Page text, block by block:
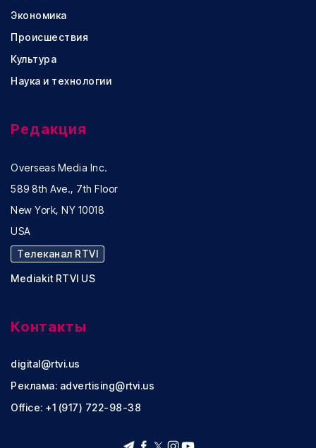
Экономика
Происшествия
Культура
Наука и технологии
Редакция
Overseas Media Inc.
589 8th Ave., 7th Floor
New York, NY 10018
USA
Телеканал RTVI
Mediakit RTVI US
Контакты
digital@rtvi.us
Реклама: advertising@rtvi.us
Office: +1 (917) 722-98-38